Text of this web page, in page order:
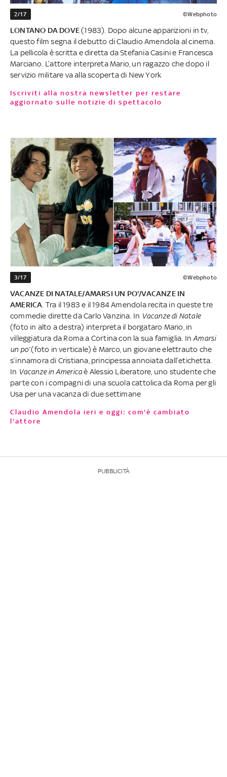
2/17 ©Webphoto
LONTANO DA DOVE(1983). Dopo alcune apparizioni in tv,
questo film segna il debutto di Claudio Amendola al cinema.
La pellicola è scritta e diretta da Stefania Casini e Francesca
Marciano. L’attore interpreta Mario, un ragazzo che dopo il
servizio militare va alla scoperta di New York
Iscriviti alla nostra newsletter per restare
aggiornato sulle notizie di spettacolo
3/17 ©Webphoto
VACANZE DI NATALE/AMARSI UN PO'/VACANZE IN
AMERICA . Tra il 1983 e il 1984 Amendola recita in queste tre
commedie dirette da Carlo Vanzina. In Vacanze di Natale
(foto in alto a destra) interpreta il borgataro Mario, in
villeggiatura da Roma a Cortina con la sua famiglia. InAmarsi
un po’(foto in verticale) è Marco, un giovane elettrauto che
s’innamora di Cristiana, principessa annoiata dall’etichetta.
In Vacanze in Americaè Alessio Liberatore, uno studente che
parte con i compagni di una scuola cattolica da Roma per gli
Usa per una vacanza di due settimane
Claudio Amendola ieri e oggi: com'è cambiato
l'attore
PUBBLICITÀ